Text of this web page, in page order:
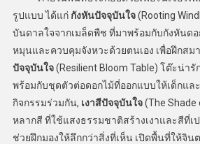
รูปแบบ ได้แก่ กังหันปัจจุบันใจ(Rooting
บันดาลใจจากเมล็ดพืช ที่มาพร้อมกับกังหันดอ
หมุนและควบคุมจังหวะด้วยตนเอง เพื่อฝึกสม
ปัจจุบันใจ(Resilient Bloom Table) โต๊ะน่า
พร้อมกับชุดตัวต่อดอกไม้ที่ออกแบบให้เด็กแล
กิจกรรมร่วมกัน, เงาสีปัจจุบันใจ(The
หลากสี ที่ใช้แสงธรรมชาติสร้างเงาและสีที่เ
ช่วยฝึกมองให้ลึกกว่าสิ่งที่เห็น เปิดพื้นที่ให้จิน